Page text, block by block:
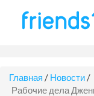
Главная / Новости /
Рабочие дела